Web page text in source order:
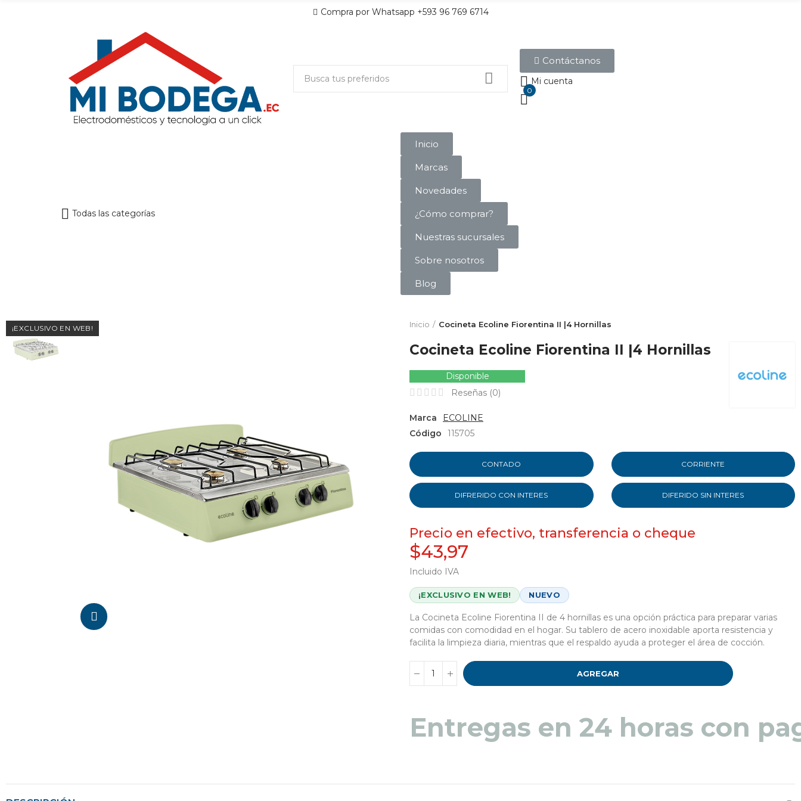
Compra por Whatsapp +593 96 769 6714
Contáctanos
Mi cuenta
0
Todas las categorías
Inicio
Marcas
Novedades
¿Cómo comprar?
Nuestras sucursales
Sobre nosotros
Blog
¡EXCLUSIVO EN WEB! Inicio Cocineta Ecoline Fiorentina II |4 Hornillas
Cocineta Ecoline Fiorentina II |4 Hornillas
Disponible
Reseñas (0)
Marca
ECOLINE
Código
115705
CONTADO CORRIENTE
DIFRERIDO CON INTERES DIFERIDO SIN INTERES
Precio en efectivo, transferencia o cheque
$43,97
Incluido IVA
¡EXCLUSIVO EN WEB! NUEVO
La Cocineta Ecoline Fiorentina II de 4 hornillas es una opción práctica para preparar varias
comidas con comodidad en el hogar. Su tablero de acero inoxidable aporta resistencia y
facilita la limpieza diaria, mientras que el respaldo ayuda a proteger el área de cocción.
AGREGAR
Entregas en 48 a 72 horas